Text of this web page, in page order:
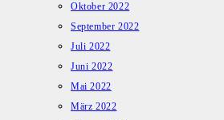
Oktober 2022
September 2022
Juli 2022
Juni 2022
Mai 2022
März 2022